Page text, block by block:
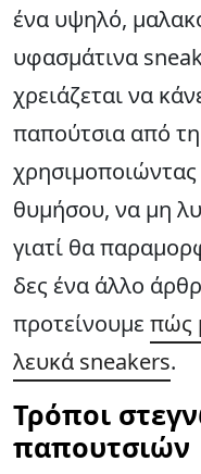
ένα υψηλό,
υφασμάτινα
χρειάζεται να
παπούτσια από
χρησιμοποιώντας
θυμήσου, να μη
γιατί θα
δες ένα άλλο
προτείνουμε πώς
λευκά sneakers.
Τρόποι
παπουτσιών